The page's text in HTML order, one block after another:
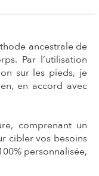
ancestrale de
Par l’utilisation
sur les pieds, je
en accord avec
comprenant un
cibler vos besoins
personnalisée,